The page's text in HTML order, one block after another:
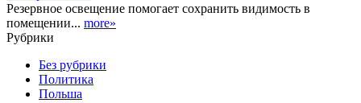
Резервное освещение помогает сохранить видимость в
помещении... more»
Рубрики
Без рубрики
Политика
Польша